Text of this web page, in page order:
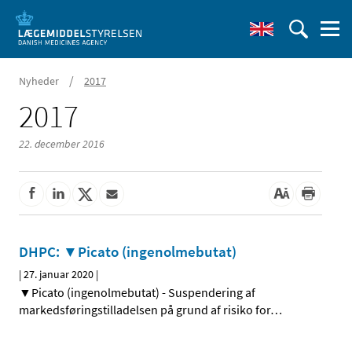
Nyheder / 2017
2017
22. december 2016
DHPC: ▼Picato (ingenolmebutat)
|27. januar 2020 |
▼Picato (ingenolmebutat) - Suspendering af
markedsføringstilladelsen på grund af risiko for…